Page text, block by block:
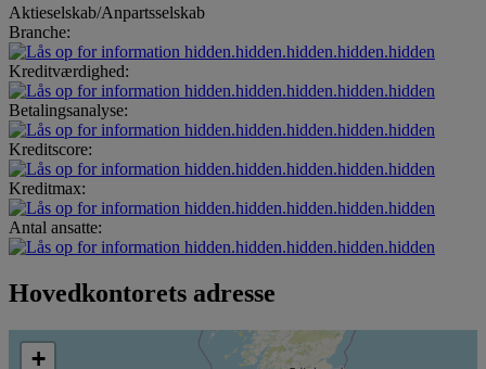
Aktieselskab/Anpartsselskab
Branche:
hidden.hidden.hidden.hidden.hidden
Kreditværdighed:
hidden.hidden.hidden.hidden.hidden
Betalingsanalyse:
hidden.hidden.hidden.hidden.hidden
Kreditscore:
hidden.hidden.hidden.hidden.hidden
Kreditmax:
hidden.hidden.hidden.hidden.hidden
Antal ansatte:
hidden.hidden.hidden.hidden.hidden
Hovedkontorets adresse
+